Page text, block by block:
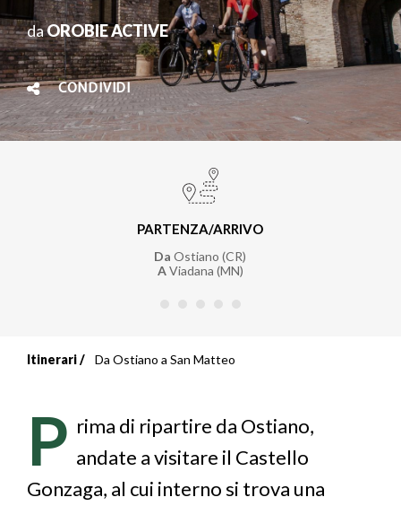
daOROBIE ACTIVE
CONDIVIDI
PARTENZA/ARRIVO
Da Ostiano (CR)
AViadana (MN)
di
pane
Itinerari Da Ostiano a San Matteo
P rima di ripartire da Ostiano,
andate a visitare il Castello
Gonzaga, al cui interno si trova una